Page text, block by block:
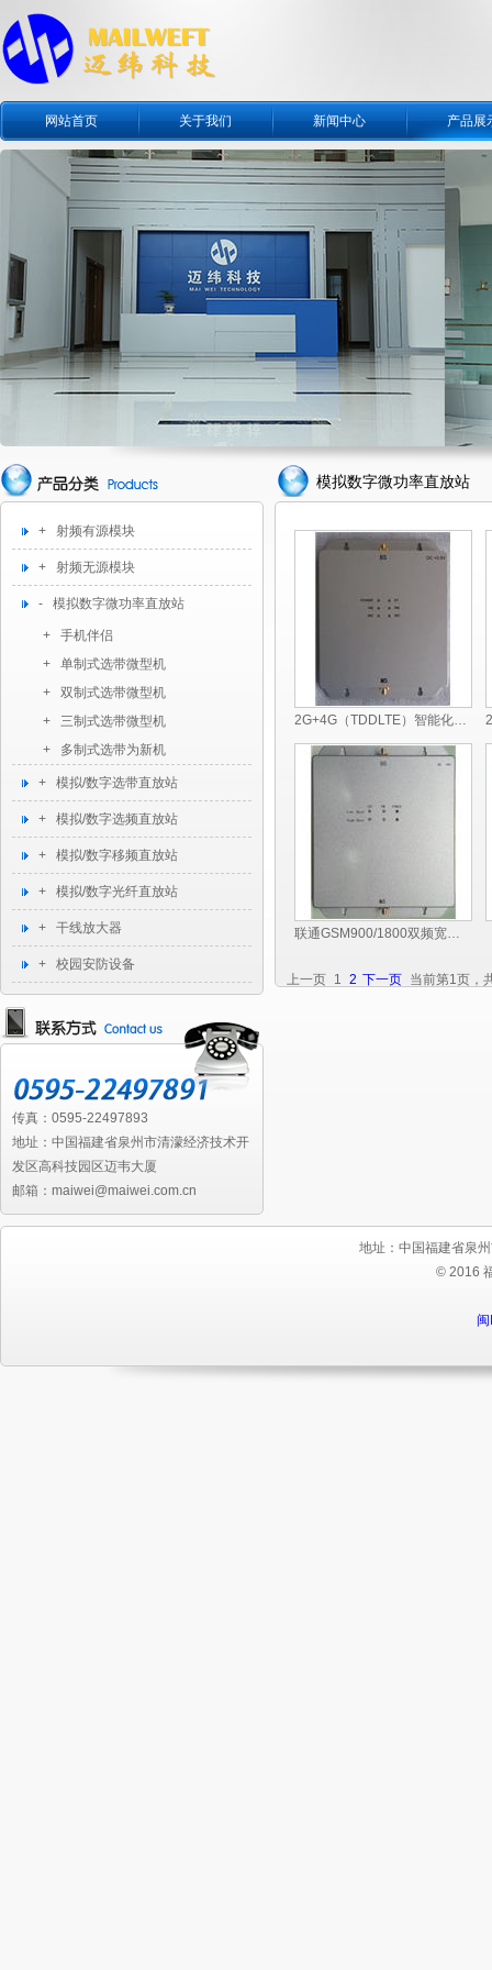
网站首页 关于我们 新闻中心 产品展
+ 射频有源模块
+ 射频无源模块
- 模拟数字微功率直放站
+ 手机伴侣
+ 单制式选带微型机
+ 双制式选带微型机
+ 三制式选带微型机
+ 多制式选带为新机
+ 模拟/数字选带直放站
+ 模拟/数字选频直放站
+ 模拟/数字移频直放站
+ 模拟/数字光纤直放站
+ 干线放大器
+ 校园安防设备
传真：0595-22497893
地址：中国福建省泉州市清濛经济技术开
发区高科技园区迈韦大厦
邮箱：maiwei@maiwei.com.cn
模拟数字微功率直放站
2G+4G（TDDLTE）智能化三频宽带微型机
联通GSM900/1800双频宽带微型机
上一页 1 2 下一页 当前第1页，
地址：中国福建省泉
© 2016